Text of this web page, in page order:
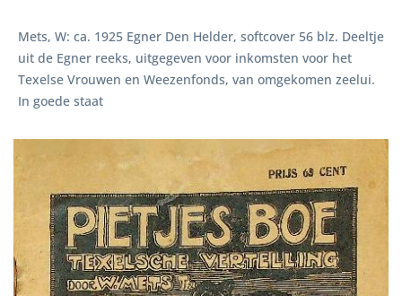
Mets, W: ca. 1925 Egner Den Helder, softcover 56 blz. Deeltje
uit de Egner reeks, uitgegeven voor inkomsten voor het
Texelse Vrouwen en Weezenfonds, van omgekomen zeelui.
In goede staat